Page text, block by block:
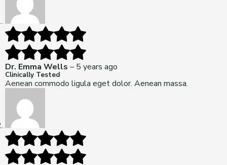
Dr. Emma Wells – 5 years ago
Clinically Tested
Aenean commodo ligula eget dolor. Aenean massa.